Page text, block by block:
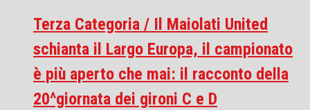
Terza Categoria / Il Maiolati United
schianta il Largo Europa, il campionato
è più aperto che mai: il racconto della
20^giornata dei gironi C e D